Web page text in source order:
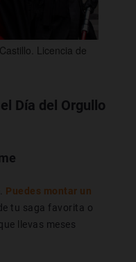
Licencia de
Día del Orgullo
Puedes montar un
tu saga favorita o
llevas meses